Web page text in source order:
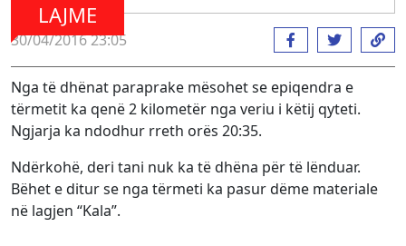
LAJME
30/04/2016 23:05
Nga të dhënat paraprake mësohet se epiqendra e
tërmetit ka qenë 2 kilometër nga veriu i këtij qyteti.
Ngjarja ka ndodhur rreth orës 20:35.
Ndërkohë, deri tani nuk ka të dhëna për të lënduar.
Bëhet e ditur se nga tërmeti ka pasur dëme materiale
në lagjen “Kala”.